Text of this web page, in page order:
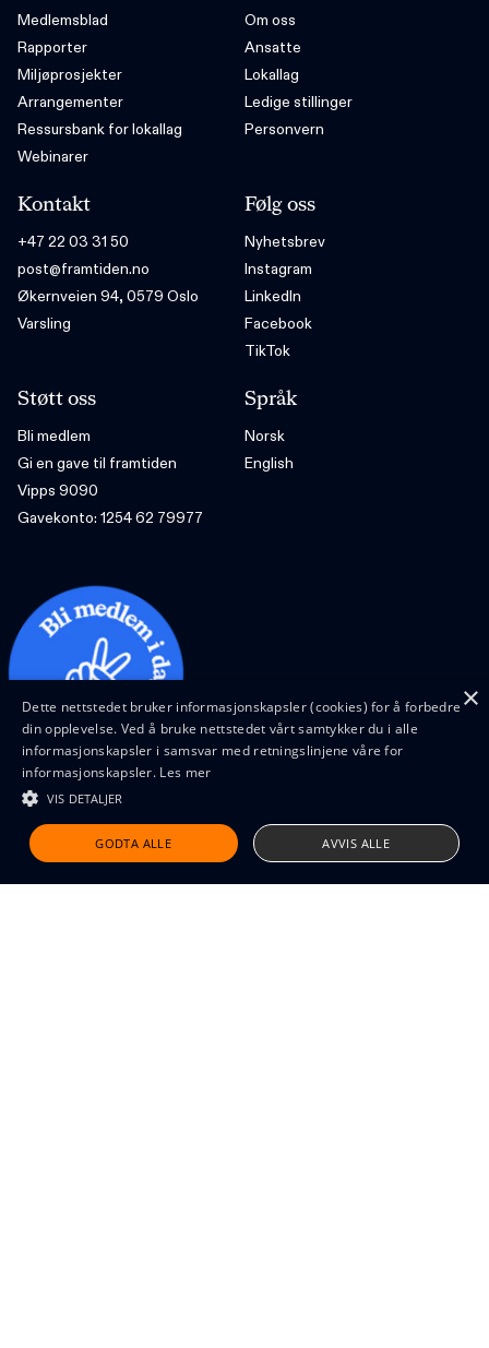
Medlemsblad
Rapporter
Miljøprosjekter
Arrangementer
Ressursbank for lokallag
Webinarer
Om oss
Ansatte
Lokallag
Ledige stillinger
Personvern
Kontakt
+47 22 03 31 50
post@framtiden.no
Økernveien 94, 0579 Oslo
Varsling
Følg oss
Nyhetsbrev
Instagram
LinkedIn
Facebook
TikTok
Støtt oss
Bli medlem
Gi en gave til framtiden
Vipps 9090
Gavekonto: 1254 62 79977
Språk
Norsk
English
Design and code by Feed
×
Dette nettstedet bruker informasjonskapsler (cookies) for å forbedre
din opplevelse. Ved å bruke nettstedet vårt samtykker du i alle
informasjonskapsler i samsvar med retningslinjene våre for
informasjonskapsler. Les mer
VIS DETALJER
GODTA ALLE AVVIS ALLE